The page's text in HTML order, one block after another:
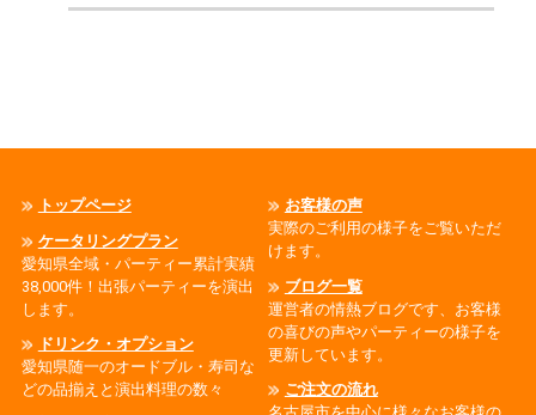
トップページ
ケータリングプラン
愛知県全域・パーティー累計実績
38,000件！出張パーティーを演出
します。
ドリンク・オプション
愛知県随一のオードブル・寿司な
どの品揃えと演出料理の数々
お客様の声
実際のご利用の様子をご覧いただ
けます。
ブログ一覧
運営者の情熱ブログです、お客様
の喜びの声やパーティーの様子を
更新しています。
ご注文の流れ